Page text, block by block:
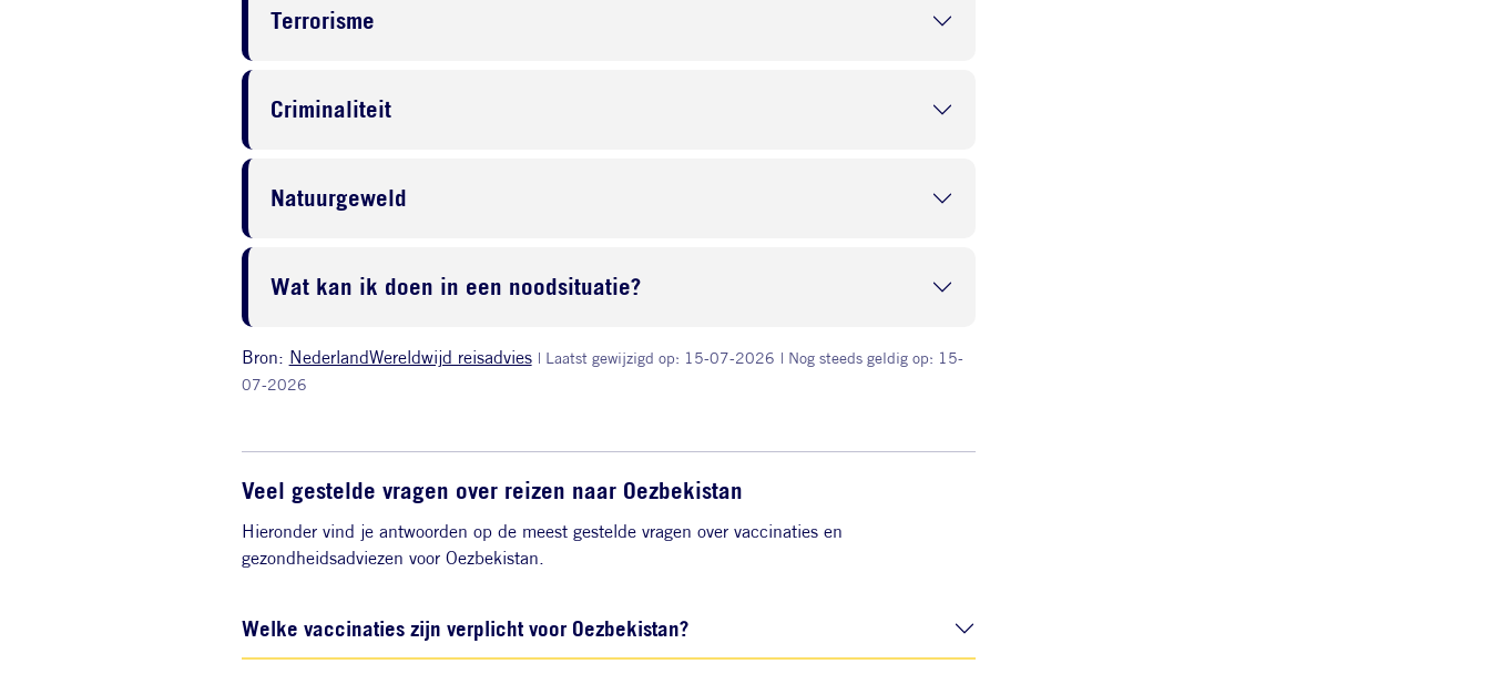
Terrorisme
Criminaliteit
Natuurgeweld
Wat kan ik doen in een noodsituatie?
Bron: NederlandWereldwijd reisadvies | Laatst gewijzigd op: 15-07-2026 | Nog steeds geldig op: 15-
07-2026
Veel gestelde vragen over reizen naar Oezbekistan
Hieronder vind je antwoorden op de meest gestelde vragen over vaccinaties en
gezondheidsadviezen voor Oezbekistan.
Welke vaccinaties zijn verplicht voor Oezbekistan?